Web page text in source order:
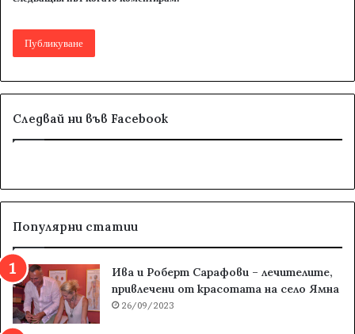
Следвай ни във Facebook
Популярни статии
Ива и Роберт Сарафови – лечителите,
привлечени от красотата на село Ямна
26/09/2023